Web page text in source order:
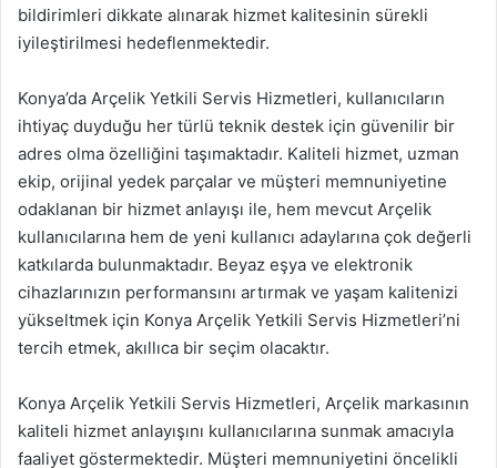
bildirimleri dikkate alınarak hizmet kalitesinin sürekli
iyileştirilmesi hedeflenmektedir.
Konya’da Arçelik Yetkili Servis Hizmetleri, kullanıcıların
ihtiyaç duyduğu her türlü teknik destek için güvenilir bir
adres olma özelliğini taşımaktadır. Kaliteli hizmet, uzman
ekip, orijinal yedek parçalar ve müşteri memnuniyetine
odaklanan bir hizmet anlayışı ile, hem mevcut Arçelik
kullanıcılarına hem de yeni kullanıcı adaylarına çok değerli
katkılarda bulunmaktadır. Beyaz eşya ve elektronik
cihazlarınızın performansını artırmak ve yaşam kalitenizi
yükseltmek için Konya Arçelik Yetkili Servis Hizmetleri’ni
tercih etmek, akıllıca bir seçim olacaktır.
Konya Arçelik Yetkili Servis Hizmetleri, Arçelik markasının
kaliteli hizmet anlayışını kullanıcılarına sunmak amacıyla
faaliyet göstermektedir. Müşteri memnuniyetini öncelikli